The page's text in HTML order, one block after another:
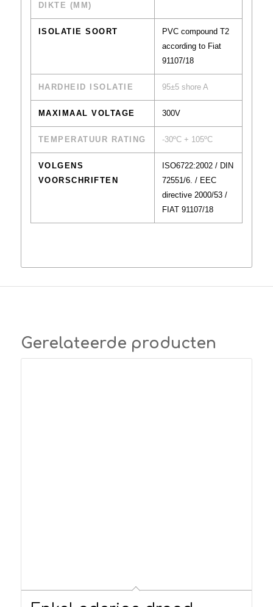
DIKTE (MM)
ISOLATIE SOORT
PVC compound T2
according to Fiat
91107/18
HARDHEID ISOLATIE 95±5 shore A
MAXIMAAL VOLTAGE 300V
TEMPERATUUR RATING -30ºC + 105ºC
VOLGENS
VOORSCHRIFTEN
ISO6722:2002 / DIN
72551/6. / EEC
directive 2000/53 /
FIAT 91107/18
Gerelateerde producten